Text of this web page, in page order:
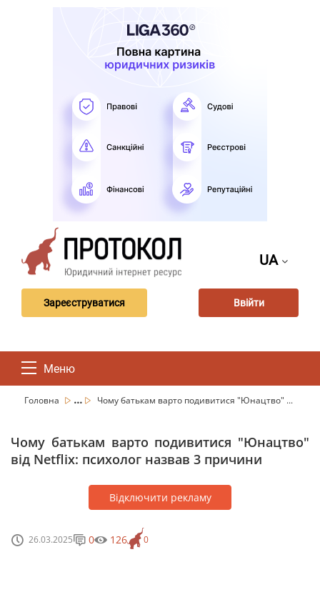
UA
Зареєструватися Ввійти
Меню
Головна ... Чому батькам варто подивитися "Юнацтво" ...
Чому батькам варто подивитися "Юнацтво"
від Netflix: психолог назвав 3 причини
Відключити рекламу
26.03.2025 0
0 126